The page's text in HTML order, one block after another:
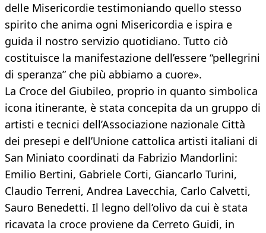
delle Misericordie testimoniando quello stesso
spirito che anima ogni Misericordia e ispira e
guida il nostro servizio quotidiano. Tutto ciò
costituisce la manifestazione dell’essere “pellegrini
di speranza” che più abbiamo a cuore».
La Croce del Giubileo, proprio in quanto simbolica
icona itinerante, è stata concepita da un gruppo di
artisti e tecnici dell’Associazione nazionale Città
dei presepi e dell’Unione cattolica artisti italiani di
San Miniato coordinati da Fabrizio Mandorlini:
Emilio Bertini, Gabriele Corti, Giancarlo Turini,
Claudio Terreni, Andrea Lavecchia, Carlo Calvetti,
Sauro Benedetti. Il legno dell’olivo da cui è stata
ricavata la croce proviene da Cerreto Guidi, in